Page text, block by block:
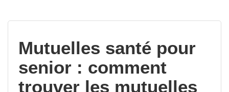
Mutuelles santé pour
senior : comment
trouver les mutuelles